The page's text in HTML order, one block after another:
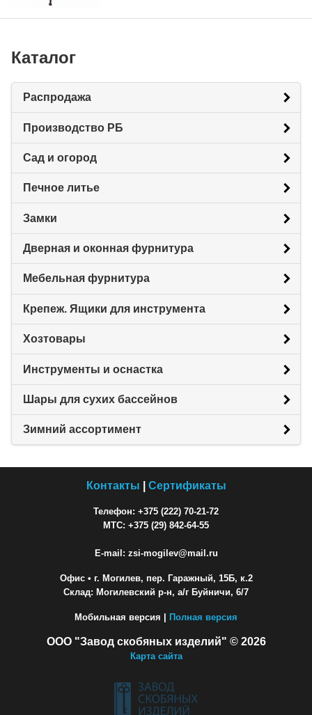
Каталог
Распродажа
Производство РБ
Сад и огород
Печное литье
Замки
Дверная и оконная фурнитура
Мебельная фурнитура
Крепеж. Ящики для инструмента
Хозтовары
Инструменты и оснастка
Шары для сухих бассейнов
Зимний ассортимент
Контакты Сертификаты
Телефон: +375 (222) 70-21-72
МТС: +375 (29) 842-64-55
E-mail: zsi-mogilev@mail.ru
Офис• г. Могилев, пер. Гаражный, 15Б, к.2
Склад: Могилевский р-н, а/г Буйничи, 6/7
Мобильная версия | Полная версия
ООО "Завод скобяных изделий" © 2026
Карта сайта